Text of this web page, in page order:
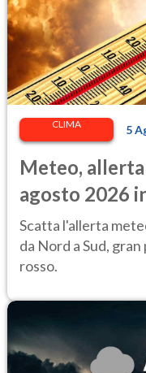
CLIMA 5
Meteo,
agosto 2026
bollino rosso
Scatta l'allerta
da Nord a Sud,
rosso.